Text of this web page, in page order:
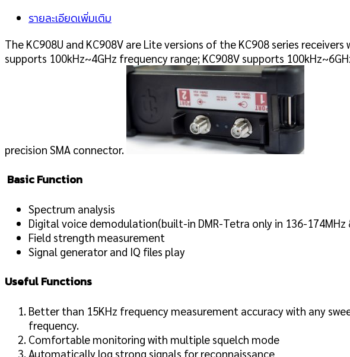
รายละเอียดเพิ่มเติม
The KC908U and KC908V are Lite versions of the KC908 series
supports 100kHz~4GHz frequency range; KC908V supports
precision SMA connector.
Basic Function
Spectrum analysis
Digital voice demodulation(built-in DMR-Tetra only in 136-
Field strength measurement
Signal generator and IQ files play
Useful Functions
Better than 15KHz frequency measurement accuracy with any
frequency.
Comfortable monitoring with multiple squelch mode
Automatically log strong signals for reconnaissance